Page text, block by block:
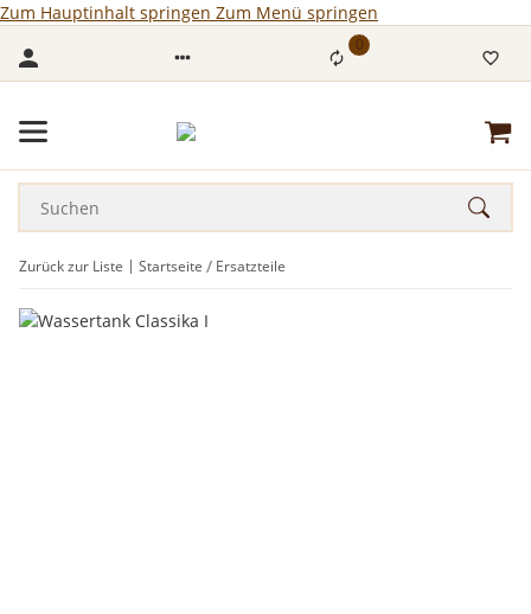
Zum Hauptinhalt springen Zum Menü springen
0
Zurück zur Liste Startseite Ersatzteile